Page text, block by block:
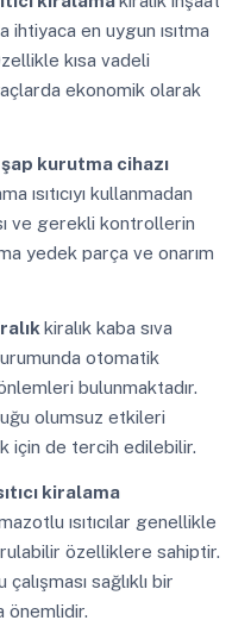
ihtiyaca en uygun ısıtma
kısa vadeli
ekonomik olarak
kurutma cihazı
ısıtıcıyı kullanmadan
ve gerekli kontrollerin
yedek parça ve onarım
kiralık kaba sıva
otomatik
bulunmaktadır.
olumsuz etkileri
için de tercih edilebilir.
kiralama
ısıtıcılar genellikle
özelliklere sahiptir.
sağlıklı bir
önemlidir.